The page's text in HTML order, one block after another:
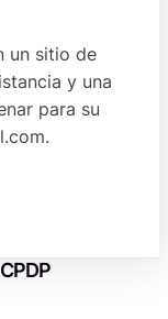
un sitio de
y una
para su